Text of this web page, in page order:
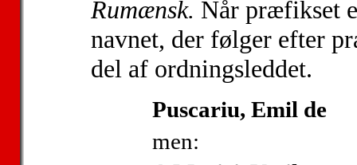
Rumænsk. Når præfikset
navnet, der følger efter
del af ordningsleddet.
Puscariu, Emil de
men: